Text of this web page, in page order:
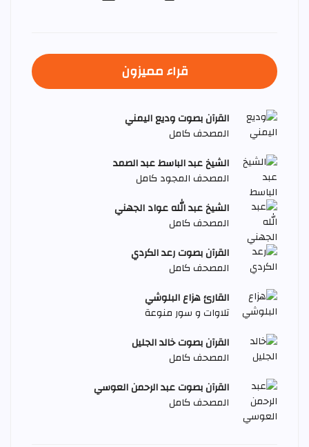
قراء مميزون
القرآن بصوت وديع اليمني
المصحف كامل
الشيخ عبد الباسط عبد الصمد
المصحف المجود كامل
الشيخ عبد الله عواد الجهني
المصحف كامل
القرآن بصوت رعد الكردي
المصحف كامل
القارئ هزاع البلوشي
تلاوات و سور منوعة
القرآن بصوت خالد الجليل
المصحف كامل
القرآن بصوت عبد الرحمن العوسي
المصحف كامل